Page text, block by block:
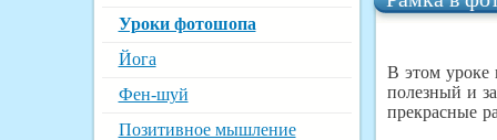
Уроки фотошопа
Йога
Фен-шуй
Позитивное мышление
В этом уроке
полезный и
прекрасные